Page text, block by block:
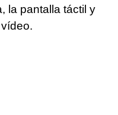
la pantalla táctil y